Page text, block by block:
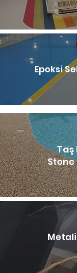
Epoksi
Taş